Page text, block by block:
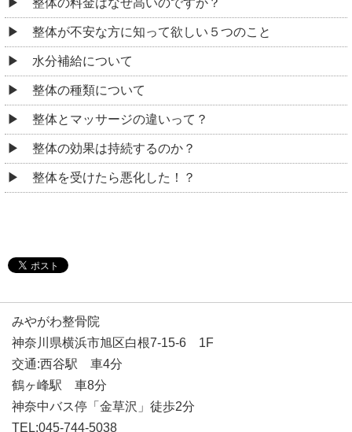
整体が不安な方に知って欲しい５つのこと
水分補給について
整体の種類について
整体とマッサージの違いって？
整体の効果は持続するのか？
整体を受けたら悪化した！？
みやがわ整骨院
神奈川県横浜市旭区白根7-15-6 1F
交通:西谷駅 車4分
鶴ヶ峰駅 車8分
神奈中バス停「金草沢」徒歩2分
TEL:045-744-5038